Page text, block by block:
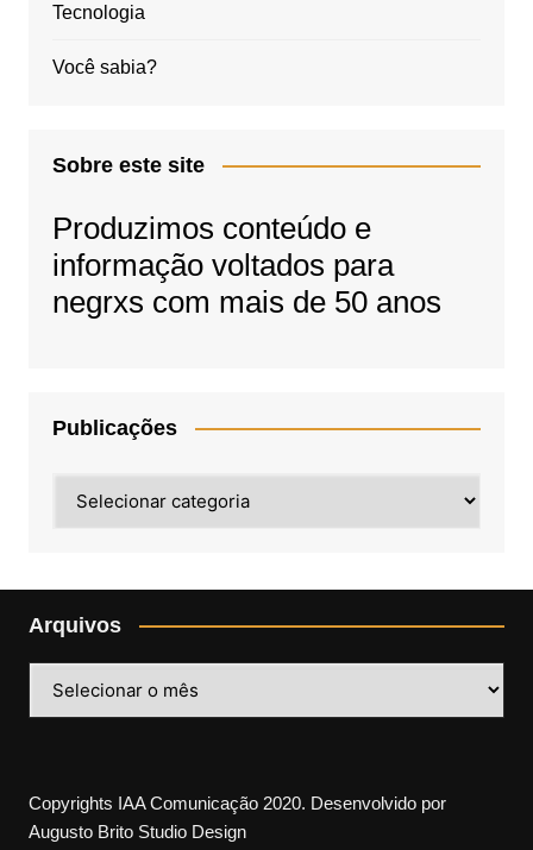
Tecnologia
Você sabia?
Sobre este site
Produzimos conteúdo e
informação voltados para
negrxs com mais de 50 anos
Publicações
Arquivos
Copyrights IAA Comunicação 2020. Desenvolvido por
Augusto Brito Studio Design